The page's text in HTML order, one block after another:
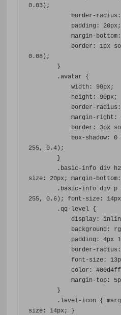
0.03 );
border-radius :
padding : 20px;
margin-bottom :
border : 1px
0.08 );
}
.avatar {
width : 90px;
height : 90px;
border-radius :
margin-right :
border : 3px
box-shadow : 0
255, 0.4 );
}
. basic-info div h2
size : 20px; margin-bottom :
. basic-info div p
255, 0.6 ); font-size : 14px
. qq-level {
display :
background :
padding : 4px
border-radius :
font-size :
color : #00d4ff
margin-top :
}
. level-icon {
size : 14px; }